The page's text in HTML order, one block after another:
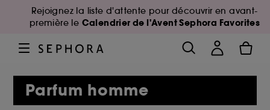
Rejoignez la liste d'attente pour découvrir en avant-
première le Calendrier de l'Avent Sephora Favorites
Parfum homme